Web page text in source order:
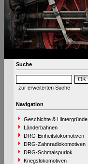
Suche
zur erweiterten Suche
Navigation
Geschichte & Hintergründe
Länderbahnen
DRG-Einheitslokomotiven
DRG-Zahnradlokomotiven
DRG-Schmalspurlok.
Kriegslokomotiven